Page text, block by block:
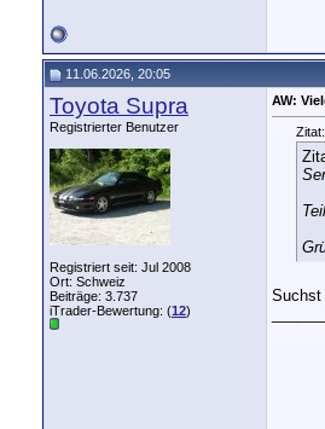
11.06.2026, 20:05
Toyota Supra
Registrierter Benutzer
Registriert seit: Jul 2008
Ort: Schweiz
Beiträge: 3.737
iTrader-Bewertung: (12)
AW:
Zitat:
Suchst